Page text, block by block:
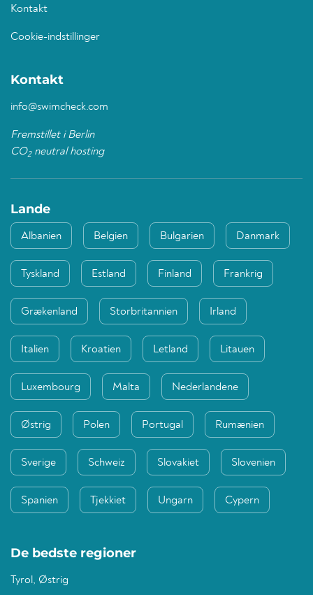
Kontakt
Cookie-indstillinger
Kontakt
info@swimcheck.com
Fremstillet i Berlin
CO2neutral hosting
Lande
Albanien Belgien Bulgarien Danmark
Tyskland Estland Finland Frankrig
Grækenland Storbritannien Irland
Italien Kroatien Letland Litauen
Luxembourg Malta Nederlandene
Østrig Polen Portugal Rumænien
Sverige Schweiz Slovakiet Slovenien
Spanien Tjekkiet Ungarn Cypern
De bedste regioner
Tyrol, Østrig